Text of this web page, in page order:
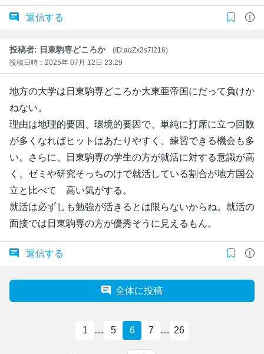
返信する
投稿者: 日東駒専どころか
(ID:aqZx3s7l216)
投稿日時：2025年 07月 12日 23:29
地方の大学は日東駒専どころか大東亜帝国にだって負けか
ねない。
理由は地理的要因、環境的要因で、単純に打席に立つ回数
が多くなればヒットはあたりやすく、練習できる機会も多
い。さらに、日東駒専の学生の方が就活に対する意識が高
く、ゼミや研究そっちのけで就活している割合が地方国公
立と比べて 高い気がする。
就活は必ずしも勉強が活きるとは限らないからね。就活の
面接では日東駒専の方が優秀そうに見えるもん。
返信する
全体に投稿
1 … 5 6 7 … 26